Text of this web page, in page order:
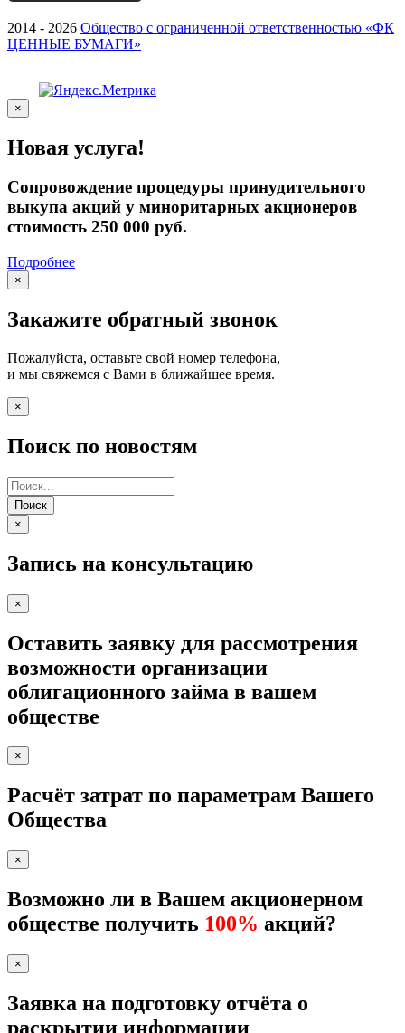
2014 - 2026 Общество с ограниченной ответственностью «ФК
ЦЕННЫЕ БУМАГИ»
×
Новая услуга!
Сопровождение процедуры принудительного
выкупа акций у миноритарных акционеров
стоимость 250 000 руб.
Подробнее
×
Закажите обратный звонок
Пожалуйста, оставьте свой номер телефона,
и мы свяжемся с Вами в ближайшее время.
×
Поиск по новостям
Поиск
×
Запись на консультацию
×
Оставить заявку для рассмотрения
возможности организации
облигационного займа в вашем
обществе
×
Расчёт затрат по параметрам Вашего
Общества
×
Возможно ли в Вашем акционерном
обществе получить 100% акций?
×
Заявка на подготовку отчёта о
раскрытии информации